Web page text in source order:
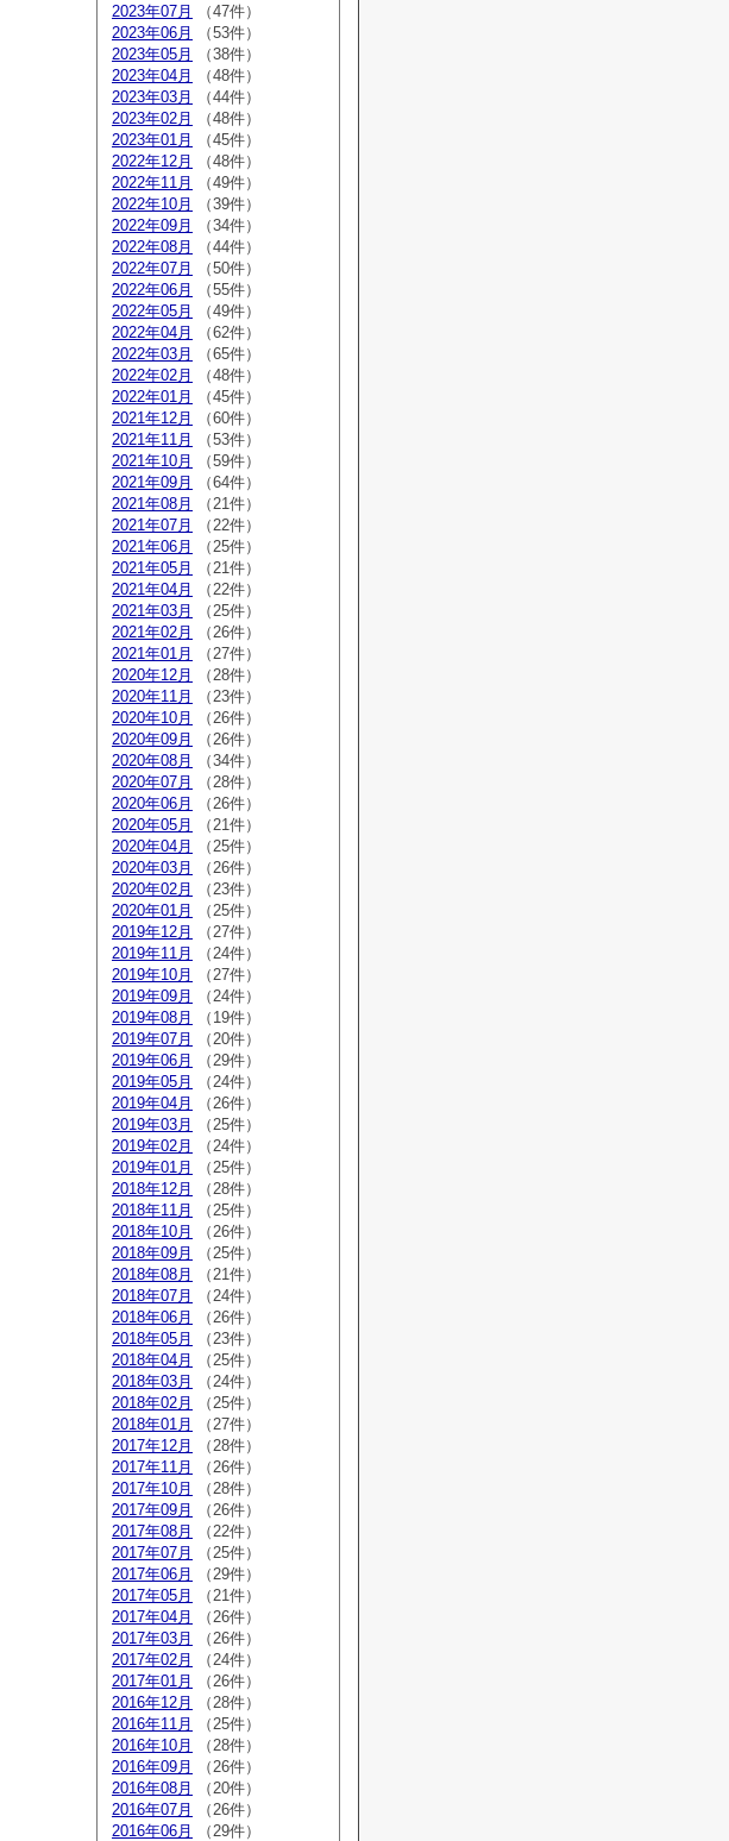
2023年07月
（47件）
2023年06月
（53件）
2023年05月
（38件）
2023年04月
（48件）
2023年03月
（44件）
2023年02月
（48件）
2023年01月
（45件）
2022年12月
（48件）
2022年11月
（49件）
2022年10月
（39件）
2022年09月
（34件）
2022年08月
（44件）
2022年07月
（50件）
2022年06月
（55件）
2022年05月
（49件）
2022年04月
（62件）
2022年03月
（65件）
2022年02月
（48件）
2022年01月
（45件）
2021年12月
（60件）
2021年11月
（53件）
2021年10月
（59件）
2021年09月
（64件）
2021年08月
（21件）
2021年07月
（22件）
2021年06月
（25件）
2021年05月
（21件）
2021年04月
（22件）
2021年03月
（25件）
2021年02月
（26件）
2021年01月
（27件）
2020年12月
（28件）
2020年11月
（23件）
2020年10月
（26件）
2020年09月
（26件）
2020年08月
（34件）
2020年07月
（28件）
2020年06月
（26件）
2020年05月
（21件）
2020年04月
（25件）
2020年03月
（26件）
2020年02月
（23件）
2020年01月
（25件）
2019年12月
（27件）
2019年11月
（24件）
2019年10月
（27件）
2019年09月
（24件）
2019年08月
（19件）
2019年07月
（20件）
2019年06月
（29件）
2019年05月
（24件）
2019年04月
（26件）
2019年03月
（25件）
2019年02月
（24件）
2019年01月
（25件）
2018年12月
（28件）
2018年11月
（25件）
2018年10月
（26件）
2018年09月
（25件）
2018年08月
（21件）
2018年07月
（24件）
2018年06月
（26件）
2018年05月
（23件）
2018年04月
（25件）
2018年03月
（24件）
2018年02月
（25件）
2018年01月
（27件）
2017年12月
（28件）
2017年11月
（26件）
2017年10月
（28件）
2017年09月
（26件）
2017年08月
（22件）
2017年07月
（25件）
2017年06月
（29件）
2017年05月
（21件）
2017年04月
（26件）
2017年03月
（26件）
2017年02月
（24件）
2017年01月
（26件）
2016年12月
（28件）
2016年11月
（25件）
2016年10月
（28件）
2016年09月
（26件）
2016年08月
（20件）
2016年07月
（26件）
2016年06月
（29件）